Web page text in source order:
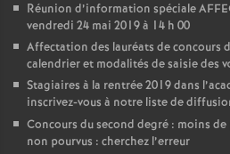
Réunion d’information spéciale
vendredi 24 mai 2019 à 14 h 00
Affectation des lauréats de concours
calendrier et modalités de saisie des
Stagiaires à la rentrée 2019 dans
inscrivez-vous à notre liste de
Concours du second degré : moins
non pourvus : cherchez l’erreur